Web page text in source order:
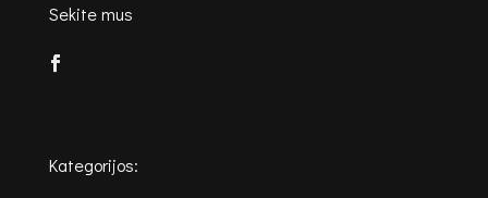
Sekite mus
Kategorijos: